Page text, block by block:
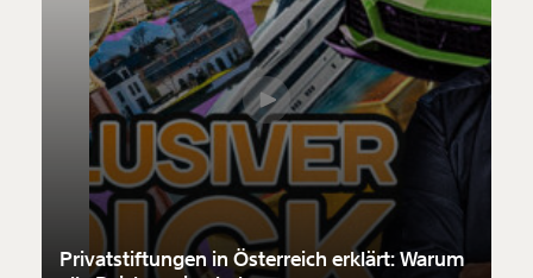
Privatstiftungen in Österreich erklärt: Warum